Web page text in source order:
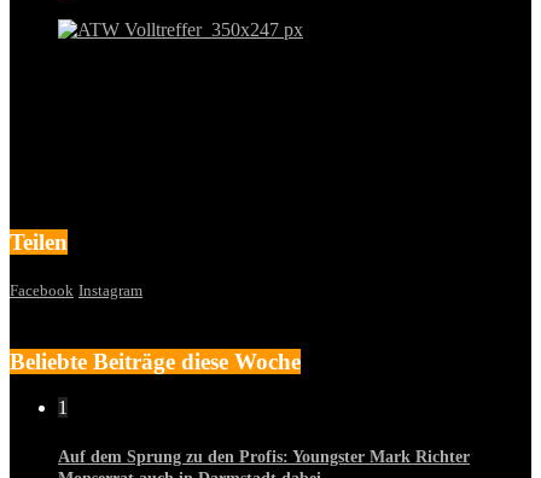
Teilen
Facebook Instagram
Beliebte Beiträge diese Woche
1
Auf dem Sprung zu den Profis: Youngster Mark Richter